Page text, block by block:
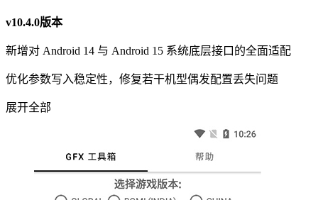
v10.4.0版本
新增对 Android 14 与 Android 15 系统底层接口的全面适配
优化参数写入稳定性，修复若干机型偶发配置丢失问题
展开全部